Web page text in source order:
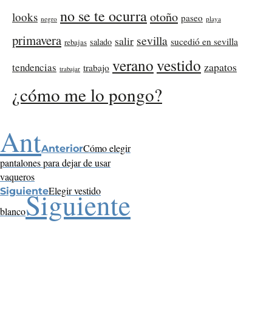
looks negro no se te ocurraotoño paseo playa
primavera rebajas salado salir sevilla sucedió en sevilla
tendencias trabajar trabajo veranovestido zapatos
¿cómo me lo pongo?
AntAnteriorCómo elegir
pantalones para dejar de usar
vaqueros
SiguienteElegir vestido
blancoSiguiente